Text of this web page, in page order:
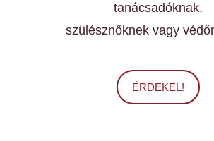
tanácsadóknak,
szülésznőknek vagy
ÉRDEKEL!